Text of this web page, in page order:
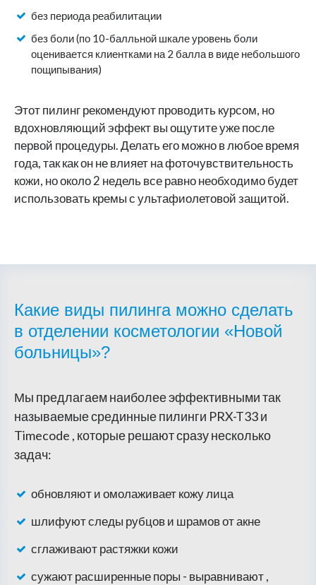
без периода реабилитации
без боли (по 10-балльной шкале уровень боли
оценивается клиентками на 2 балла в виде небольшого
пощипывания)
Этот пилинг рекомендуют проводить курсом, но
вдохновляющий эффект вы ощутите уже после
первой процедуры. Делать его можно в любое время
года, так как он не влияет на фоточувствительность
кожи, но около 2 недель все равно необходимо будет
использовать кремы с ультафиолетовой защитой.
Какие виды пилинга можно сделать
в отделении косметологии «Новой
больницы»?
Мы предлагаем наиболее эффективными так
называемые срединные пилинги PRX-T33 и
Timecode , которые решают сразу несколько
задач:
обновляют и омолаживает кожу лица
шлифуют следы рубцов и шрамов от акне
сглаживают растяжки кожи
сужают расширенные поры - выравнивают ,